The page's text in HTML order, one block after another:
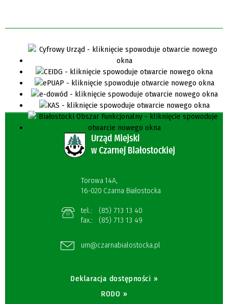
Torowa 14A,
16-020 Czarna Białostocka
tel.:
(85) 713 13 40
fax.:
(85) 713 13 49
um@czarnabialostocka.pl
Deklaracja dostępności »
RODO »